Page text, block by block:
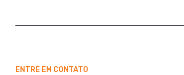
ENTRE EM CONTATO